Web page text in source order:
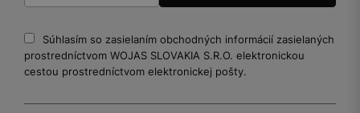
Súhlasím so zasielaním obchodných informácií zasielaných
prostredníctvom WOJAS SLOVAKIA S.R.O. elektronickou
cestou prostredníctvom elektronickej pošty.